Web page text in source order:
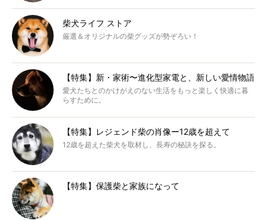
柴犬ライフ ストア
厳選＆オリジナルの柴グッズが勢ぞろい！
【特集】新・家術〜進化型家電と、新しい愛情物語
愛犬たちとのかけがえのない生活をもっと楽しく快適に暮
らすために。
【特集】レジェンド柴の肖像ー12歳を超えて
12歳を超えた柴犬を取材し、長寿の秘訣を探る。
【特集】保護柴と家族になって